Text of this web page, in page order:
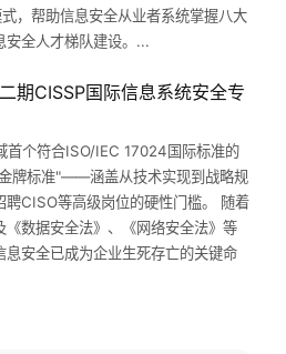
，帮助信息安全从业者系统掌握八大
安全人才梯队建设。...
期CISSP国际信息系统安全专
首个符合ISO/IEC 17024国际标准的
牌标准"——涵盖从技术实现到战略规
聘CISO等高级岗位的硬性门槛。 随着
《数据安全法》、《网络安全法》等
息安全已成为企业生死存亡的关键命